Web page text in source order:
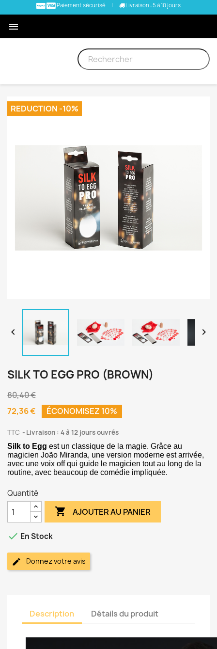
Paiement sécurisé | Livraison : 5 à 10 jours

REDUCTION -10%
 
SILK TO EGG PRO (BROWN)
80,40 €
72,36 €
ÉCONOMISEZ 10%
TTC Livraison : 4 à 12 jours ouvrés
Silk to Egg est un classique de la magie. Grâce au
magicien João Miranda, une version moderne est arrivée,
avec une voix off qui guide le magicien tout au long de la
routine, avec beaucoup de comédie impliquée.
Quantité
 AJOUTER AU PANIER
 En Stock
Donnez votre avis
Description Détails du produit